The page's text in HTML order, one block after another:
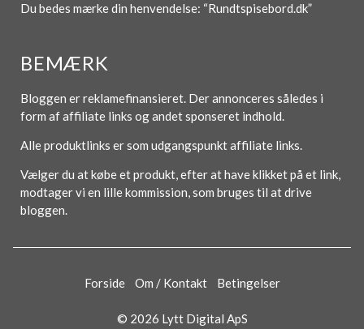
Du bedes mærke din henvendelse: “Rundtspisebord.dk”
BEMÆRK
Bloggen er reklamefinansieret. Der annonceres således i
form af affiliate links og andet sponseret indhold.
Alle produktlinks er som udgangspunkt affiliate links.
Vælger du at købe et produkt, efter at have klikket på et link,
modtager vi en lille kommission, som bruges til at drive
bloggen.
Forside Om / Kontakt Betingelser
© 2026 Lytt Digital ApS